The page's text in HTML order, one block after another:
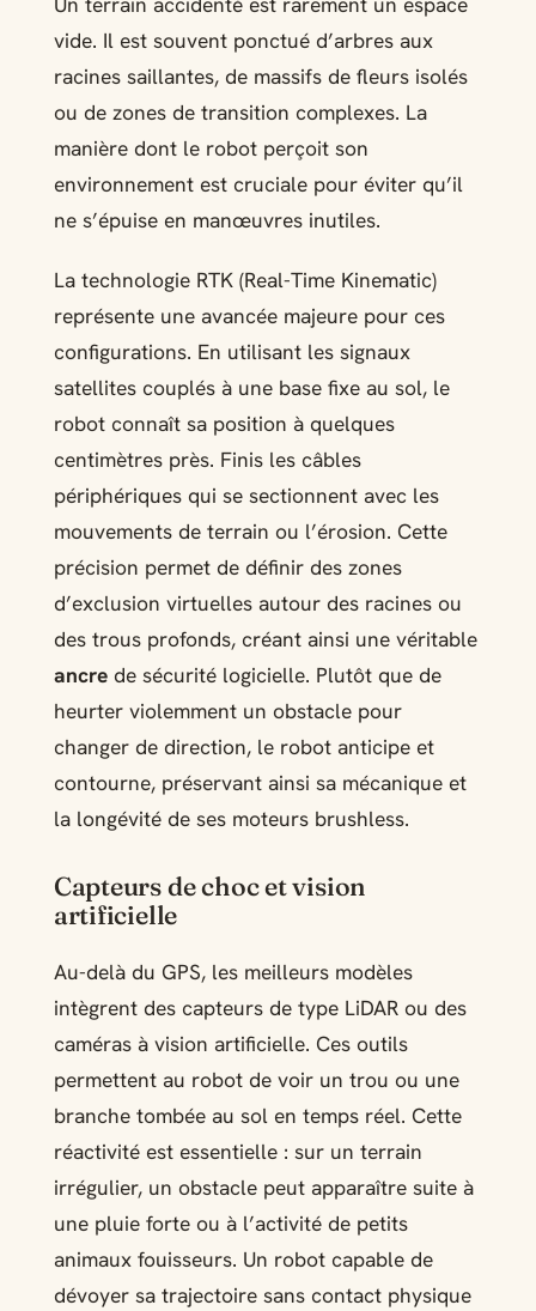
vide. Il est souvent ponctué d’arbres aux
racines saillantes, de massifs de fleurs isolés
ou de zones de transition complexes. La
manière dont le robot perçoit son
environnement est cruciale pour éviter qu’il
ne s’épuise en manœuvres inutiles.
La technologie RTK (Real-Time Kinematic)
représente une avancée majeure pour ces
configurations. En utilisant les signaux
satellites couplés à une base fixe au sol, le
robot connaît sa position à quelques
centimètres près. Finis les câbles
périphériques qui se sectionnent avec les
mouvements de terrain ou l’érosion. Cette
précision permet de définir des zones
d’exclusion virtuelles autour des racines ou
des trous profonds, créant ainsi une véritable
ancrede sécurité logicielle. Plutôt que de
heurter violemment un obstacle pour
changer de direction, le robot anticipe et
contourne, préservant ainsi sa mécanique et
la longévité de ses moteurs brushless.
Capteurs de choc et vision
artificielle
Au-delà du GPS, les meilleurs modèles
intègrent des capteurs de type LiDAR ou des
caméras à vision artificielle. Ces outils
permettent au robot de voir un trou ou une
branche tombée au sol en temps réel. Cette
réactivité est essentielle : sur un terrain
irrégulier, un obstacle peut apparaître suite à
une pluie forte ou à l’activité de petits
animaux fouisseurs. Un robot capable de
dévoyer sa trajectoire sans contact physique